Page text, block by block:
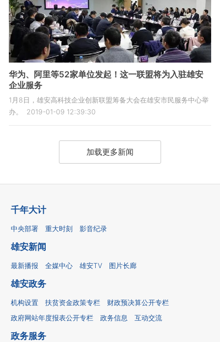
华为、阿里等52家单位发起！这一联盟将为入驻雄安
企业服务
1月8日，雄安高科技企业创新联盟筹备大会在雄安市民服务中心举
办。
2019-01-09 12:39:30
加载更多新闻
千年大计
中央部署 重大时刻 影音纪录
雄安新闻
最新播报 全媒中心 雄安TV 图片长廊
雄安政务
机构设置 扶贫资金政策专栏
财政预决算公开专栏
政府网站年度报表公开专栏
政务信息 互动交流
政务服务